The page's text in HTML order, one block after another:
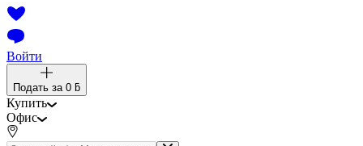
Войти
Подать за 0 ƃ
Купить
Офис